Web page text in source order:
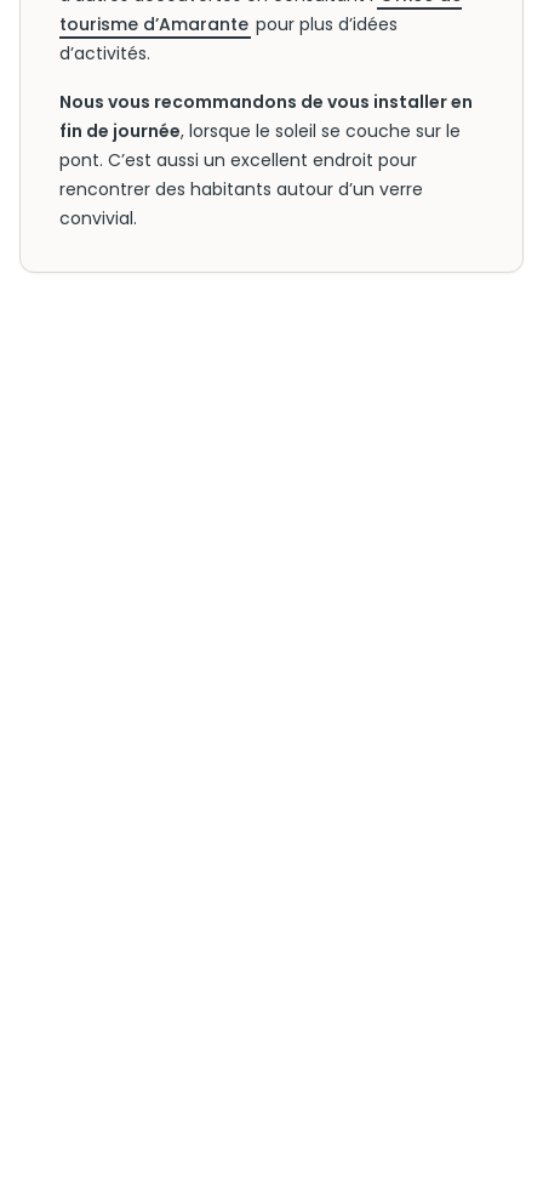
tourisme d’Amarante pour plus d’idées
d’activités.
Nous vous recommandons de vous installer en
fin de journée, lorsque le soleil se couche sur le
pont. C’est aussi un excellent endroit pour
rencontrer des habitants autour d’un verre
convivial.